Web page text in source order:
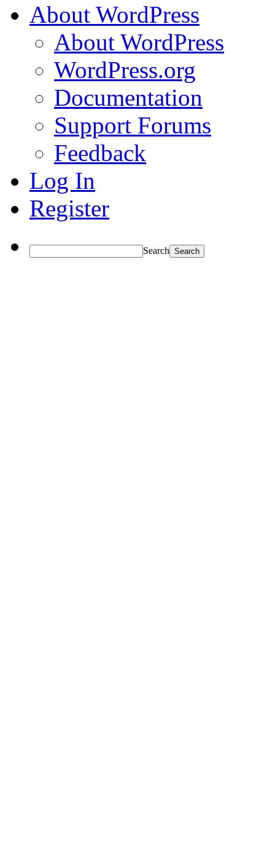
About WordPress
About WordPress
WordPress.org
Documentation
Support Forums
Feedback
Log In
Register
Search